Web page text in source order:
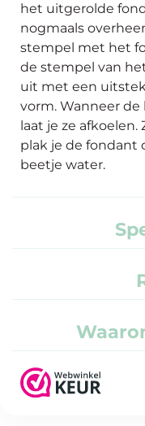
het uitgerolde
nogmaals
stempel met het
de stempel van
uit met een
vorm. Wanneer
laat je ze
plak je de fondant
beetje water.